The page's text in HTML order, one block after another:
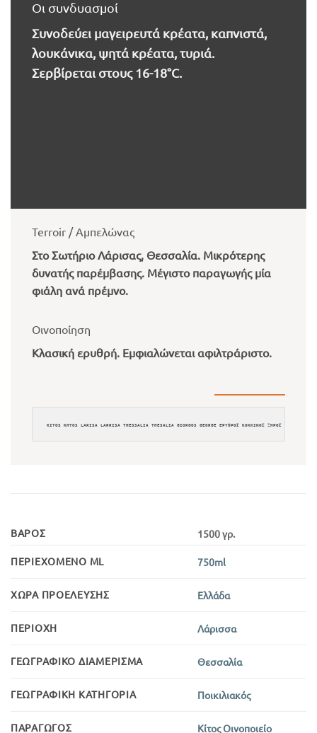
Οι συνδυασμοί
Συνοδεύει μαγειρευτά κρέατα, καπνιστά,
λουκάνικα, ψητά κρέατα, τυριά.
Σερβίρεται στους 16-18°C.
Terroir / Αμπελώνας
Στο Σωτήριο Λάρισας, Θεσσαλία. Μικρότερης
δυνατής παρέμβασης. Μέγιστο παραγωγής μία
φιάλη ανά πρέμνο.
Οινοποίηση
Κλασική ερυθρή. Εμφιαλώνεται αφιλτράριστο.
ΒΆΡΟΣ 1500 γρ.
ΠΕΡΙΕΧΌΜΕΝΟ ML 750ml
ΧΏΡΑ ΠΡΟΈΛΕΥΣΗΣ Ελλάδα
ΠΕΡΙΟΧΉ Λάρισσα
ΓΕΩΓΡΑΦΙΚΌ ΔΙΑΜΈΡΙΣΜΑ Θεσσαλία
ΓΕΩΓΡΑΦΙΚΉ ΚΑΤΗΓΟΡΊΑ Ποικιλιακός
ΠΑΡΑΓΩΓΌΣ Κίτος Οινοποιείο